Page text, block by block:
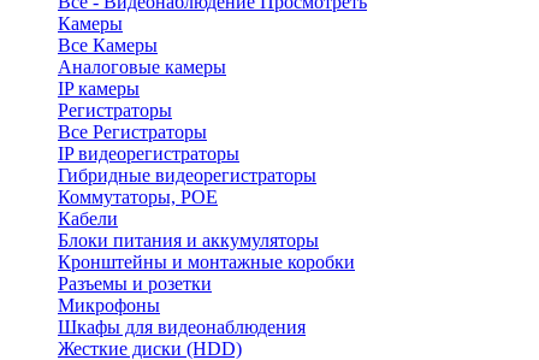
Камеры
Все Камеры
Аналоговые камеры
IP камеры
Регистраторы
Все Регистраторы
IP видеорегистраторы
Гибридные видеорегистраторы
Коммутаторы, POE
Кабели
Блоки питания и аккумуляторы
Кронштейны и монтажные коробки
Разъемы и розетки
Микрофоны
Шкафы для видеонаблюдения
Жесткие диски (HDD)